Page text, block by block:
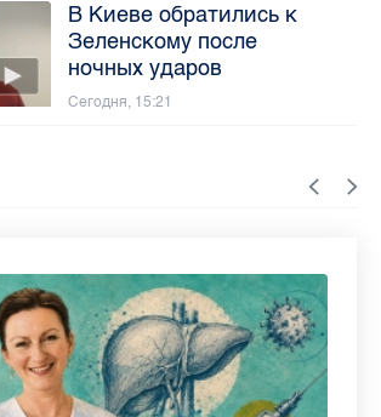
В Киеве обратились к
Зеленскому после
ночных ударов
Сегодня, 15:21